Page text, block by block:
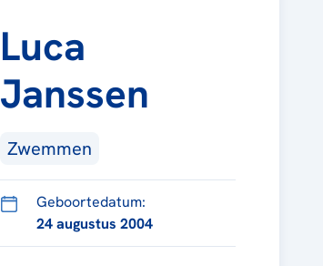
Luca
Janssen
Zwemmen
Geboortedatum:
24 augustus 2004